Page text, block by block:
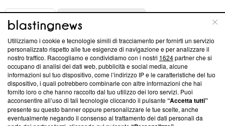
ABOUT
Questa sezione offre informazioni trasparenti su Blasting
News, sui nostri processi editoriali e su come ci impegniamo a
creare news di qualità. Inoltre, afferma la nostra aderenza a
‘Trust Project - News with Integrity’Blasting News non è
ancora membro del programma, ma ha richiesto di farne
parte; Trust Project non ha ancora effettuato una verifica di
conformità agli standard.
Utilizziamo i cookie e tecnologie simili di tracciamento per fornirti un servizio
personalizzato rispetto alle tue esigenze di navigazione e per analizzare il
nostro traffico. Raccogliamo e condividiamo con i nostri 1624partner che si
occupano di analisi dei dati web, pubblicità e social media, alcune
informazioni sul tuo dispositivo, come l’indirizzo IP e le caratteristiche del tuo
dispositivo, i quali potrebbero combinarle con altre informazioni che hai
fornito loro o che hanno raccolto dal tuo utilizzo dei loro servizi. Puoi
acconsentire all’uso di tali tecnologie cliccando il pulsante“Accetta tutti”
presente su questo banner oppure personalizzare le tue scelte, anche
eventualmente negando il consenso al trattamento dei dati personali da